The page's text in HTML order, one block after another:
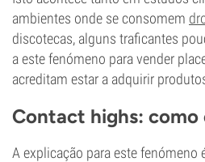
ambientes onde se consomem
discotecas, alguns traficantes
a este fenómeno para vender
acreditam estar a adquirir
Contact highs: como
A explicação para este fenómeno